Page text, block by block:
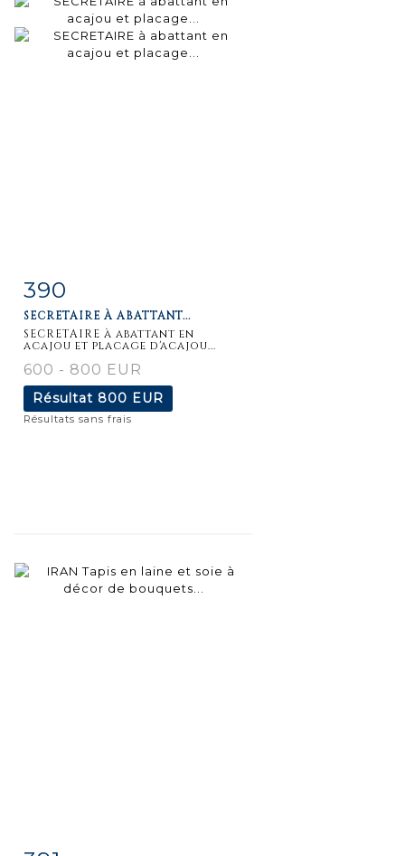
Fiche
détaillée
390
SECRETAIRE À ABATTANT...
SECRETAIRE à abattant en
acajou et placage d'acajou...
600 - 800 EUR
Résultat 800 EUR
Résultats sans frais